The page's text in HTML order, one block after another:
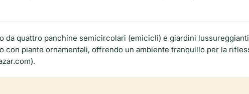
da quattro panchine semicircolari (emicicli) e giardini
con piante ornamentali, offrendo un ambiente tranquillo per la